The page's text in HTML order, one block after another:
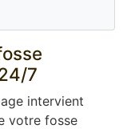
7
intervient
votre fosse